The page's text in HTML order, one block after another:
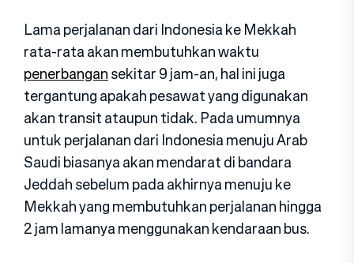
Lama perjalanan dari Indonesia ke Mekkah
rata-rata akan membutuhkan waktu
penerbangansekitar 9 jam-an, hal ini juga
tergantung apakah pesawat yang digunakan
akan transit ataupun tidak. Pada umumnya
untuk perjalanan dari Indonesia menuju Arab
Saudi biasanya akan mendarat di bandara
Jeddah sebelum pada akhirnya menuju ke
Mekkah yang membutuhkan perjalanan hingga
2 jam lamanya menggunakan kendaraan bus.